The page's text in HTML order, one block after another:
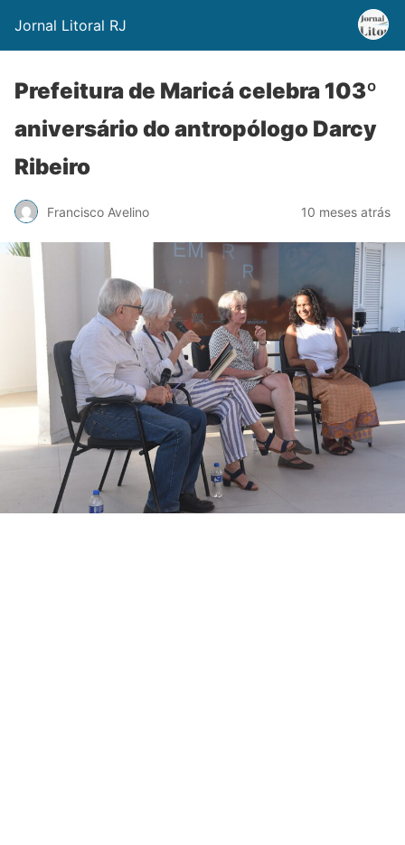
Jornal Litoral RJ
Prefeitura de Maricá celebra 103º
aniversário do antropólogo Darcy
Ribeiro
Francisco Avelino 10 meses atrás